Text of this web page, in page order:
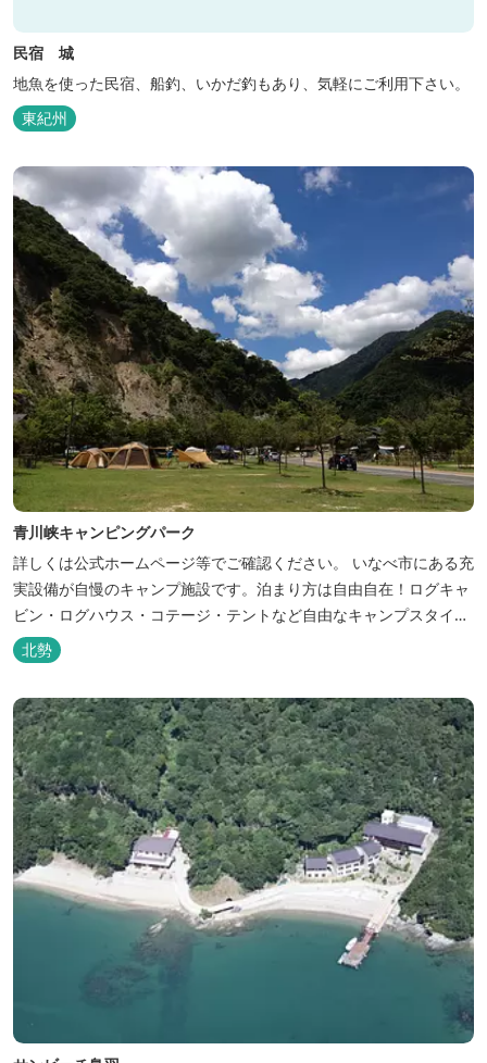
民宿 城
地魚を使った民宿、船釣、いかだ釣もあり、気軽にご利用下さい。
東紀州
青川峡キャンピングパーク
詳しくは公式ホームページ等でご確認ください。 いなべ市にある充
実設備が自慢のキャンプ施設です。泊まり方は自由自在！ログキャ
ビン・ログハウス・コテージ・テントなど自由なキャンプスタイル
が楽しめます。屋根付きの炭火焼ハウスがありますので、雨や風の
日も快適にバーベキューをお楽しみいただけます。日帰り利用、団
体利用可能。 青少年向けの屋外キャンプ施設、かもしかキャンプフ
ィールドもございま...
北勢